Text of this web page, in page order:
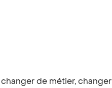
de métier,